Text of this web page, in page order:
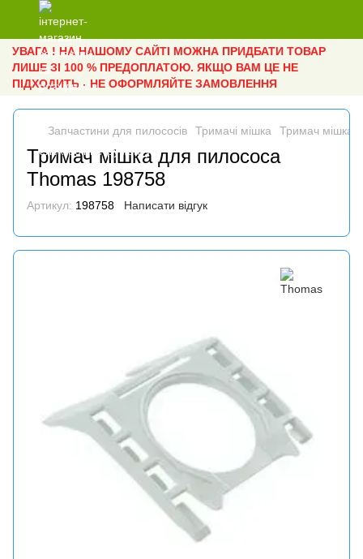
УВАГА ! НА НАШОМУ САЙТІ МОЖНА ПРИДБАТИ ТОВАР
ЛИШЕ ЗІ 100 % ПРЕДОПЛАТОЮ. ЯКЩО ВАМ ЦЕ НЕ
ПІДХОДИТЬ - НЕ ОФОРМЛЯЙТЕ ЗАМОВЛЕННЯ
Запчастини для пилососів Тримачі мішка Тримач мішка
Тримач мішка для пилососа
Thomas 198758
Артикул: 198758 Написати відгук